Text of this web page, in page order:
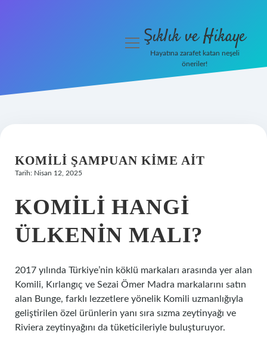
Olur
Yasal Uyarı
menüyüŞıklık ve Hikaye
Hayatına zarafet katan neşeli
öneriler!
KOMILI ŞAMPUAN KIME AIT
Tarih: Nisan 12, 2025
KOMILI HANGI
ÜLKENIN MALI?
2017 yılında Türkiye’nin köklü markaları arasında yer alan
Komili, Kırlangıç ​​​​​​ve Sezai Ömer Madra markalarını satın
alan Bunge, farklı lezzetlere yönelik Komili uzmanlığıyla
geliştirilen özel ürünlerin yanı sıra sızma zeytinyağı ve
Riviera zeytinyağını da tüketicileriyle buluşturuyor.